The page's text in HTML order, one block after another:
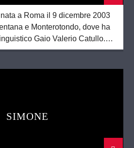
a Roma il 9 dicembre 2003
e Monterotondo, dove ha
Gaio Valerio Catullo.
di laurea di lingue orientali
SIMONE